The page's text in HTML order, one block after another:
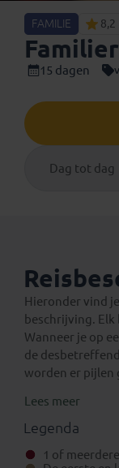
FAMILIE 8,2
15 dagen
Dag tot dag
Hieronder vind
beschrijving.
Wanneer je op
de
worden er pijlen
Een verlenging
Eventuele
kun je vinden
Daarnaast is het
Lees meer
Legenda
1 of